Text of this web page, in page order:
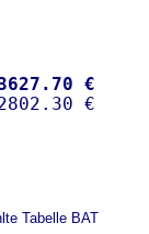
€
Tabelle BAT